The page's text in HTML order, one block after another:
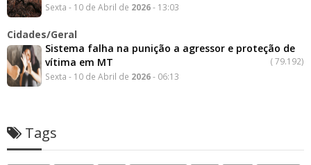
Sexta - 10 de Abril de 2026- 13:03
Cidades/Geral
Sistema falha na punição a agressor e proteção de
vítima em MT
(79.192)
Sexta - 10 de Abril de 2026- 06:13
Tags